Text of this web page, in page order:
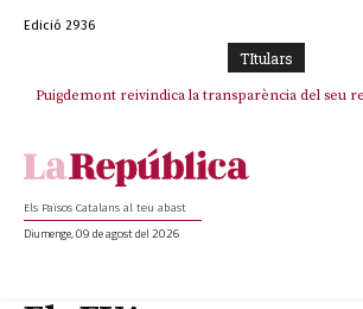
Edició 2936
TItulars
Puigdemont reivindica la transparència del seu
Els Països Catalans al teu abast
Diumenge, 09 de agost del 2026